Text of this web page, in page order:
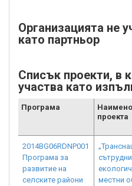
Организацията не
като партньор
Списък проекти, в
участва като
Програма
проекта
2014BG06RDNP001
Програма за
развитие на
селските райони
местни